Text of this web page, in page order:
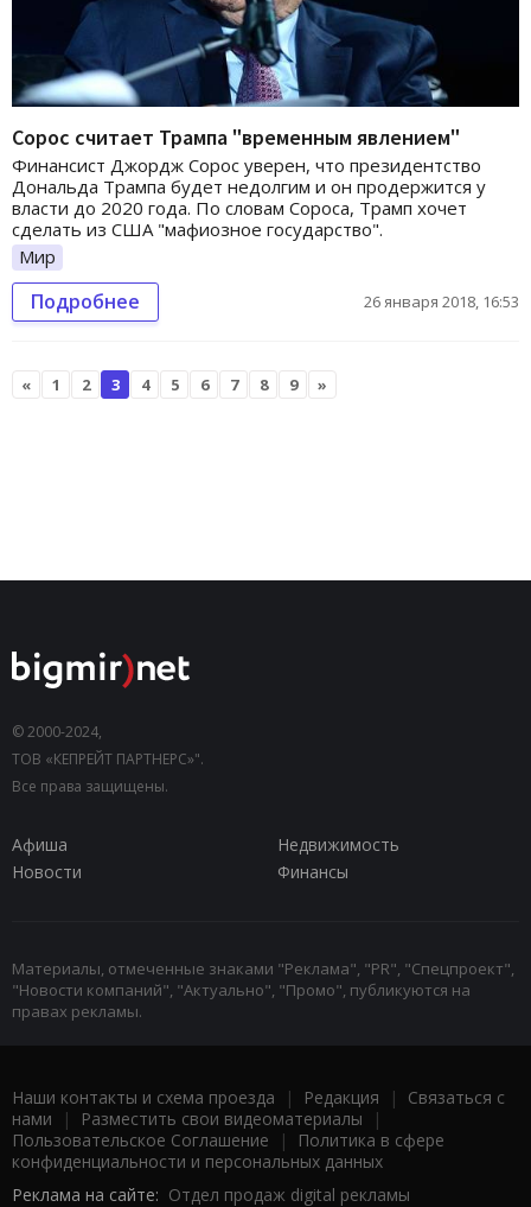
Сорос считает Трампа "временным явлением"
Финансист Джордж Сорос уверен, что президентство
Дональда Трампа будет недолгим и он продержится у
власти до 2020 года. По словам Сороса, Трамп хочет
сделать из США "мафиозное государство".
Мир
Подробнее 26 января 2018, 16:53
« 1 2 3 4 5 6 7 8 9 »
© 2000-2024,
ТОВ «КЕПРЕЙТ ПАРТНЕРС»".
Все права защищены.
Афиша
Недвижимость
Новости
Финансы
Материалы, отмеченные знаками "Реклама", "PR", "Спецпроект",
"Новости компаний", "Актуально", "Промо", публикуются на
правах рекламы.
Наши контакты и схема проезда | Редакция | Связаться с
нами | Разместить свои видеоматериалы |
Пользовательское Соглашение |
Политика в сфере
конфиденциальности и персональных данных
Реклама на сайте: Отдел продаж digital рекламы